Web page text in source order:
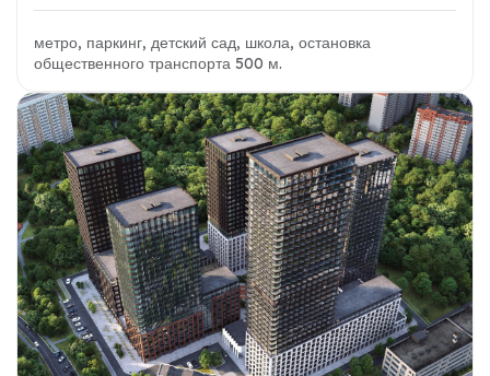
метро, паркинг, детский сад, школа, остановка
общественного транспорта 500 м.